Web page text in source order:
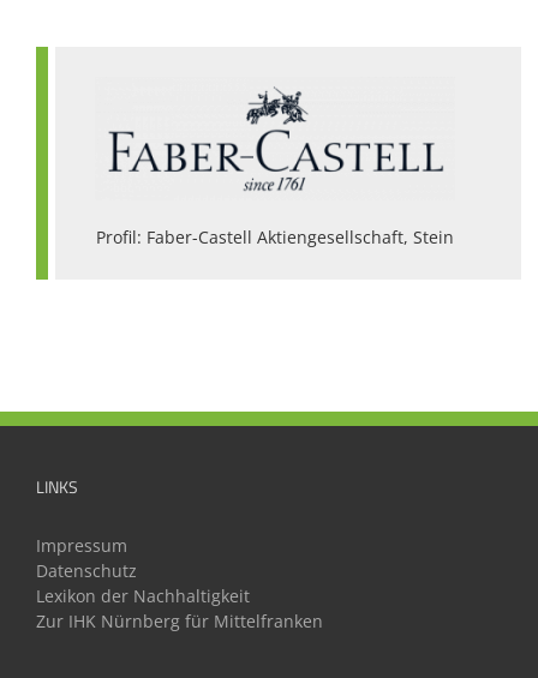
Profil: Faber-Castell Aktiengesellschaft, Stein
LINKS
Impressum
Datenschutz
Lexikon der Nachhaltigkeit
Zur IHK Nürnberg für Mittelfranken